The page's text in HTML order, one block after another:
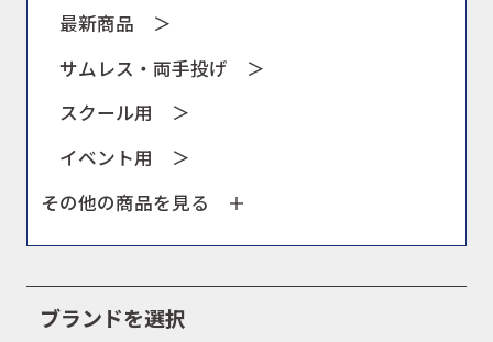
最新商品 ＞
サムレス・両手投げ ＞
スクール用 ＞
イベント用 ＞
その他の商品を見る
ブランドを選択